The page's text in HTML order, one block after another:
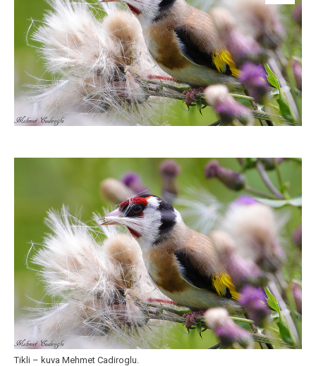
Tikli – kuva Mehmet Cadiroglu.